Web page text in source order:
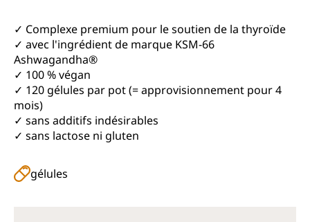
✓ Complexe premium pour le soutien de la thyroïde
✓ avec l'ingrédient de marque KSM-66
Ashwagandha®
✓ 100 % végan
✓ 120 gélules par pot (= approvisionnement pour 4
mois)
✓ sans additifs indésirables
✓ sans lactose ni gluten
gélules